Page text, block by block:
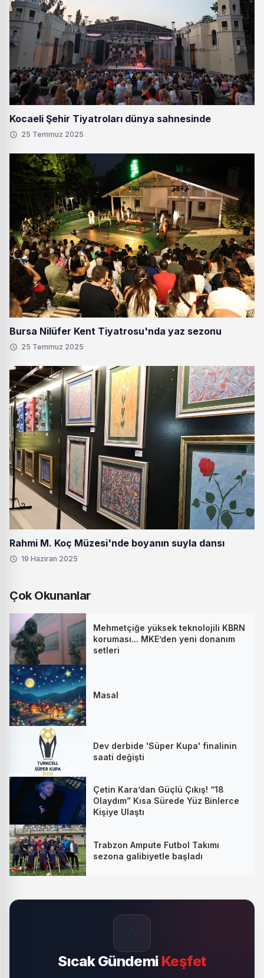
Kocaeli Şehir Tiyatroları dünya sahnesinde
25 Temmuz 2025
Bursa Nilüfer Kent Tiyatrosu'nda yaz sezonu
25 Temmuz 2025
Rahmi M. Koç Müzesi'nde boyanın suyla dansı
19 Haziran 2025
Çok Okunanlar
Mehmetçiğe yüksek teknolojili KBRN
koruması... MKE’den yeni donanım
setleri
Masal
Dev derbide 'Süper Kupa' finalinin
saati değişti
Çetin Kara’dan Güçlü Çıkış! “18
Olaydım” Kısa Sürede Yüz Binlerce
Kişiye Ulaştı
Trabzon Ampute Futbol Takımı
sezona galibiyetle başladı
Sıcak Gündemi Keşfet